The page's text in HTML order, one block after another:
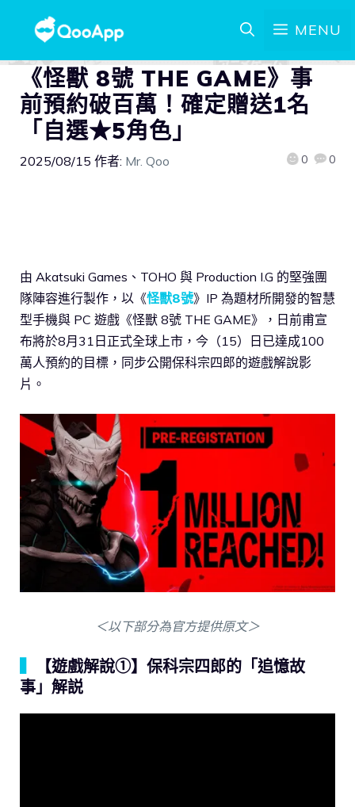
MENU
《怪獸 8號 THE GAME》事
前預約破百萬！確定贈送1名
「自選★5角色」
2025/08/15 作者: Mr. Qoo 0 0
由 Akatsuki Games、TOHO 與 Production I.G 的堅強團
隊陣容進行製作，以《怪獸8號》IP 為題材所開發的智慧
型手機與 PC 遊戲《怪獸 8號 THE GAME》，日前甫宣
布將於8月31日正式全球上市，今（15）日已達成100
萬人預約的目標，同步公開保科宗四郎的遊戲解說影
片。
＜以下部分為官方提供原文＞
【遊戲解說①】保科宗四郎的「追憶故
事」解説